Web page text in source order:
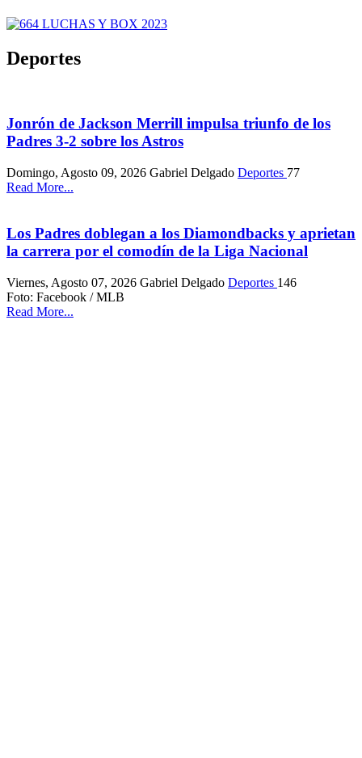
Deportes
Jonrón de Jackson Merrill impulsa triunfo de los
Padres 3-2 sobre los Astros
Domingo, Agosto 09, 2026 Gabriel Delgado Deportes 77
Read More...
Los Padres doblegan a los Diamondbacks y aprietan
la carrera por el comodín de la Liga Nacional
Viernes, Agosto 07, 2026 Gabriel Delgado Deportes 146
Foto: Facebook / MLB
Read More...